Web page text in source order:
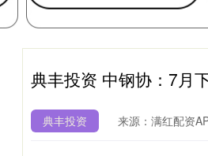
典丰投资 中钢协：7月
典丰投资 来源：满红配资